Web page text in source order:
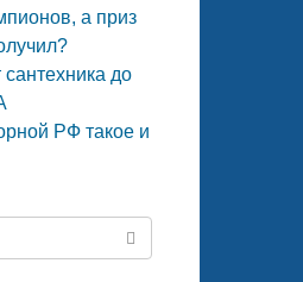
а приз
до
РФ такое и